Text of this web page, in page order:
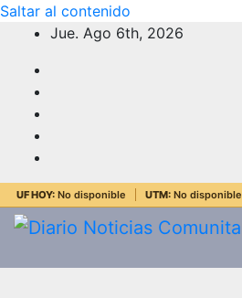
Saltar al contenido
Jue. Ago 6th, 2026
UF HOY: No disponible UTM: No disponible